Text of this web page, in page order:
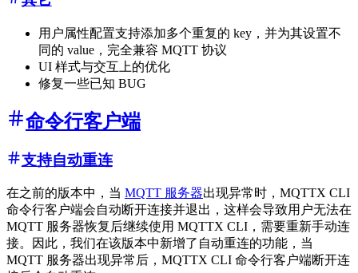
用户属性配置支持添加多个重复的 key，并为其设置不
同的 value，完全兼容 MQTT 协议
UI 样式与交互上的优化
修复一些已知 BUG
命令行客户端
支持自动重连
在之前的版本中，当 MQTT 服务器出现异常时，MQTTX CLI
命令行客户端会自动断开连接并退出，这样会导致用户无法在
MQTT 服务器恢复后继续使用 MQTTX CLI，需要重新手动连
接。因此，我们在该版本中新增了自动重连的功能，当
MQTT 服务器出现异常后，MQTTX CLI 命令行客户端断开连